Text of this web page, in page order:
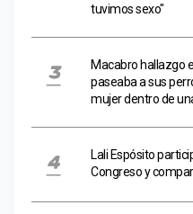
tuvimos sexo"
Macabro hallazgo
paseaba a sus
mujer dentro de
Lali Espósito
Congreso y